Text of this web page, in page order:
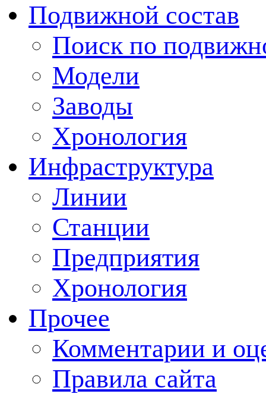
Подвижной состав
Поиск по
Модели
Заводы
Хронология
Инфраструктура
Линии
Станции
Предприятия
Хронология
Прочее
Комментарии и
Правила сайта